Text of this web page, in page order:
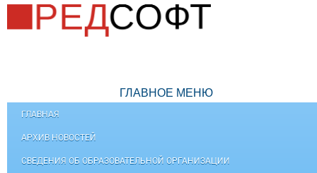
ГЛАВНОЕ МЕНЮ
ГЛАВНАЯ
АРХИВ НОВОСТЕЙ
СВЕДЕНИЯ ОБ ОБРАЗОВАТЕЛЬНОЙ ОРГАНИЗАЦИИ